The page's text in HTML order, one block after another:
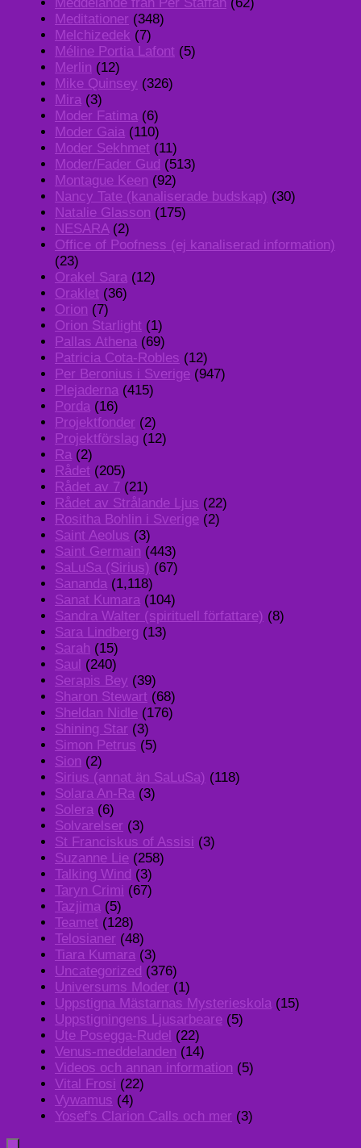
Meditationer (348)
Melchizedek (7)
Méline Portia Lafont (5)
Merlin (12)
Mike Quinsey (326)
Mira (3)
Moder Fatima (6)
Moder Gaia (110)
Moder Sekhmet (11)
Moder/Fader Gud (513)
Montague Keen (92)
Nancy Tate (kanaliserade budskap) (30)
Natalie Glasson (175)
NESARA(2)
Office of Poofness (ej kanaliserad information)
(23)
Orakel Sara (12)
Oraklet (36)
Orion (7)
Orion Starlight (1)
Pallas Athena (69)
Patricia Cota-Robles (12)
Per Beronius i Sverige (947)
Plejaderna (415)
Porda (16)
Projektfonder (2)
Projektförslag (12)
Ra (2)
Rådet (205)
Rådet av 7 (21)
Rådet av Strålande Ljus (22)
Rositha Bohlin i Sverige (2)
Saint Aeolus (3)
Saint Germain (443)
SaLuSa (Sirius) (67)
Sananda (1,118)
Sanat Kumara (104)
Sandra Walter (spirituell författare) (8)
Sara Lindberg (13)
Sarah (15)
Saul (240)
Serapis Bey (39)
Sharon Stewart (68)
Sheldan Nidle (176)
Shining Star (3)
Simon Petrus (5)
Sion (2)
Sirius (annat än SaLuSa) (118)
Solara An-Ra (3)
Solera (6)
Solvarelser (3)
St Franciskus of Assisi (3)
Suzanne Lie (258)
Talking Wind (3)
Taryn Crimi (67)
Tazjima (5)
Teamet (128)
Telosianer (48)
Tiara Kumara (3)
Uncategorized (376)
Universums Moder (1)
Uppstigna Mästarnas Mysterieskola (15)
Uppstigningens Ljusarbeare (5)
Ute Posegga-Rudel (22)
Venus-meddelanden (14)
Videos och annan information (5)
Vital Frosi (22)
Vywamus (4)
Yosef's Clarion Calls och mer (3)